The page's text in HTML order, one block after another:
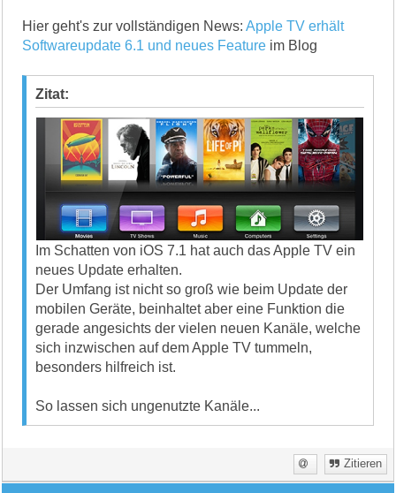
Hier geht's zur vollständigen News:Apple TV erhält
Softwareupdate 6.1 und neues Feature im Blog
Zitat:
Im Schatten von iOS 7.1 hat auch das Apple TV ein
neues Update erhalten.
Der Umfang ist nicht so groß wie beim Update der
mobilen Geräte, beinhaltet aber eine Funktion die
gerade angesichts der vielen neuen Kanäle, welche
sich inzwischen auf dem Apple TV tummeln,
besonders hilfreich ist.
So lassen sich ungenutzte Kanäle...
Zitieren